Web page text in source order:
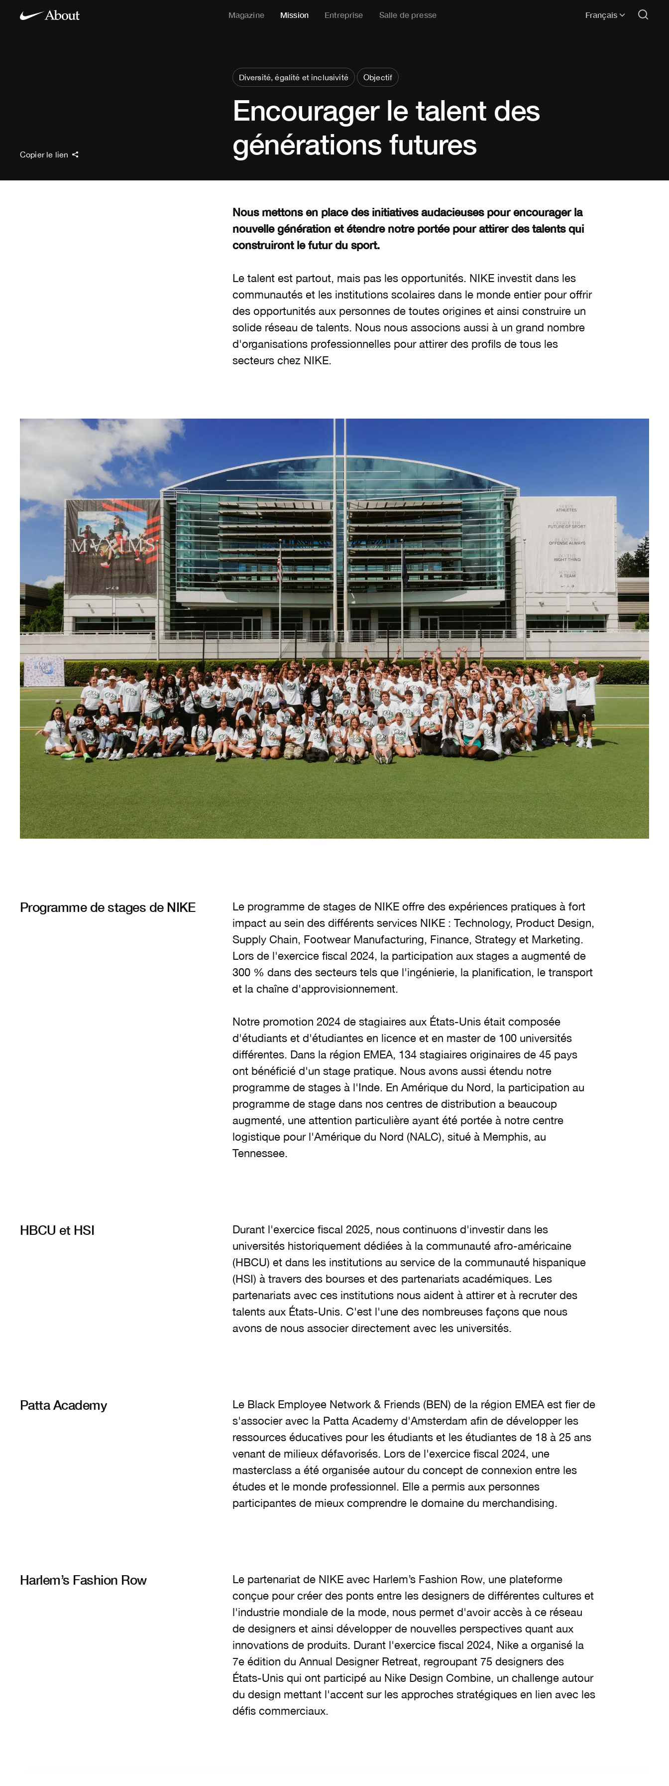
Magazine Mission Entreprise Salle de presse Français
Diversité, égalité et inclusivité Objectif
Encourager le talent des
générations futures
Copier le lien
Nous mettons en place des initiatives audacieuses pour encourager la
nouvelle génération et étendre notre portée pour attirer des talents qui
construiront le futur du sport.
Le talent est partout, mais pas les opportunités. NIKE investit dans les
communautés et les institutions scolaires dans le monde entier pour offrir
des opportunités aux personnes de toutes origines et ainsi construire un
solide réseau de talents. Nous nous associons aussi à un grand nombre
d'organisations professionnelles pour attirer des profils de tous les
secteurs chez NIKE.
Programme de stages de NIKE
Le programme de stages de NIKE offre des expériences pratiques à fort
impact au sein des différents services NIKE : Technology, Product Design,
Supply Chain, Footwear Manufacturing, Finance, Strategy et Marketing.
Lors de l'exercice fiscal 2024, la participation aux stages a augmenté de
300 % dans des secteurs tels que l'ingénierie, la planification, le transport
et la chaîne d'approvisionnement.
Notre promotion 2024 de stagiaires aux États-Unis était composée
d'étudiants et d'étudiantes en licence et en master de 100 universités
différentes. Dans la région EMEA, 134 stagiaires originaires de 45 pays
ont bénéficié d'un stage pratique. Nous avons aussi étendu notre
programme de stages à l'Inde. En Amérique du Nord, la participation au
programme de stage dans nos centres de distribution a beaucoup
augmenté, une attention particulière ayant été portée à notre centre
logistique pour l'Amérique du Nord (NALC), situé à Memphis, au
Tennessee.
HBCU et HSI
Durant l'exercice fiscal 2025, nous continuons d'investir dans les
universités historiquement dédiées à la communauté afro-américaine
(HBCU) et dans les institutions au service de la communauté hispanique
(HSI) à travers des bourses et des partenariats académiques. Les
partenariats avec ces institutions nous aident à attirer et à recruter des
talents aux États-Unis. C'est l'une des nombreuses façons que nous
avons de nous associer directement avec les universités.
Patta Academy
Le Black Employee Network & Friends (BEN) de la région EMEA est fier de
s'associer avec la Patta Academy d'Amsterdam afin de développer les
ressources éducatives pour les étudiants et les étudiantes de 18 à 25 ans
venant de milieux défavorisés. Lors de l'exercice fiscal 2024, une
masterclass a été organisée autour du concept de connexion entre les
études et le monde professionnel. Elle a permis aux personnes
participantes de mieux comprendre le domaine du merchandising.
Harlem’s Fashion Row
Le partenariat de NIKE avec Harlem’s Fashion Row, une plateforme
conçue pour créer des ponts entre les designers de différentes cultures et
l'industrie mondiale de la mode, nous permet d'avoir accès à ce réseau
de designers et ainsi développer de nouvelles perspectives quant aux
innovations de produits. Durant l'exercice fiscal 2024, Nike a organisé la
7e édition du Annual Designer Retreat, regroupant 75 designers des
États-Unis qui ont participé au Nike Design Combine, un challenge autour
du design mettant l'accent sur les approches stratégiques en lien avec les
défis commerciaux.